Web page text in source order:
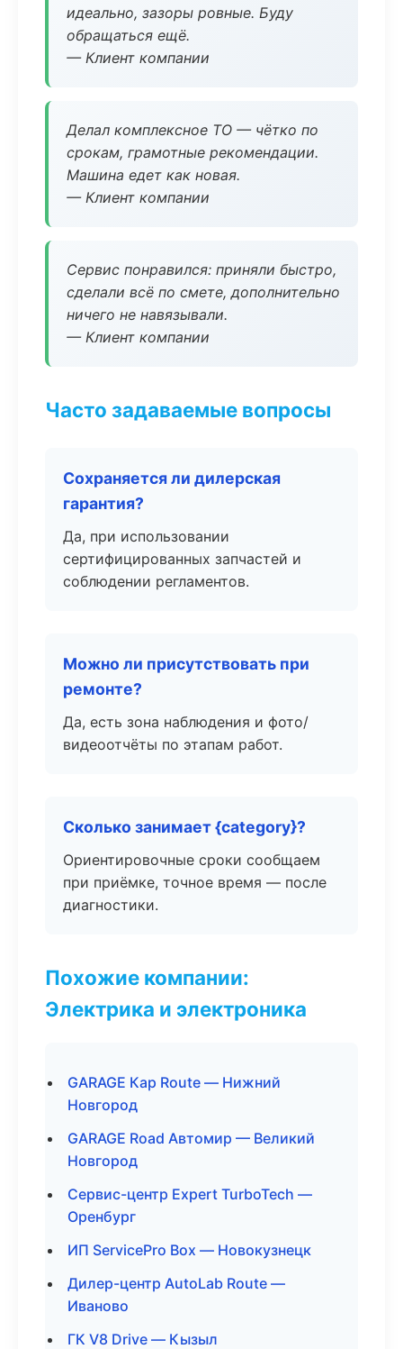
идеально, зазоры ровные. Буду
обращаться ещё.
— Клиент компании
Делал комплексное ТО — чётко по
срокам, грамотные рекомендации.
Машина едет как новая.
— Клиент компании
Сервис понравился: приняли быстро,
сделали всё по смете, дополнительно
ничего не навязывали.
— Клиент компании
Часто задаваемые вопросы
Сохраняется ли дилерская
гарантия?
Да, при использовании
сертифицированных запчастей и
соблюдении регламентов.
Можно ли присутствовать при
ремонте?
Да, есть зона наблюдения и фото/
видеоотчёты по этапам работ.
Сколько занимает {category}?
Ориентировочные сроки сообщаем
при приёмке, точное время — после
диагностики.
Похожие компании:
Электрика и электроника
GARAGE Кар Route — Нижний
Новгород
GARAGE Road Автомир — Великий
Новгород
Сервис-центр Expert TurboTech —
Оренбург
ИП ServicePro Box — Новокузнецк
Дилер-центр AutoLab Route —
Иваново
ГК V8 Drive — Кызыл